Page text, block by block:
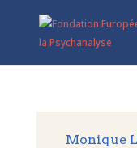
Monique